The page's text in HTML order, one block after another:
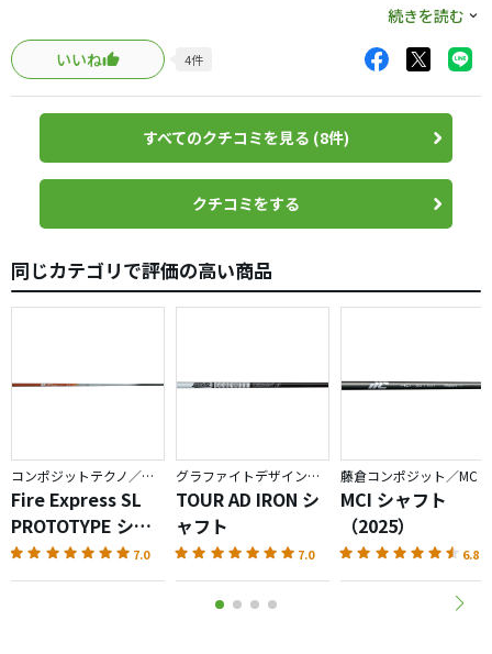
白マナの後継という事で、元調子で左を消せる低弾道系、
ロースピンシャフトだと思っていましたが、私が打つ限り
は全く違う弾道結果でした。
打ち出し角がそこそこ高く、バックスピンがかなり入る上
に…捕まる。
全然、思ってもみなかった弾道が連発して、高いドロー系
なのに飛距離が全く出ない。
完全に吹き上がってる感じです。
て打ってみましたが、こちらは同じ高弾道ドローでもあま
り吹かずに奥に伸びていく弾道。スピンが程よく抑えられ
MAX飛距離で20y以上の差が出る結果で、これは完全に合わ
正直な感想を言うと、「白マナらしくない。」
この一言に尽きるかなと思います。
これが良い方に働く方と、悪い意味になる方がいると思い
ますが、私は完全に後者の様です。
挙動としては、切り返しの手元のしなり感、タイミングの
続きを読む
いいね
4件
すべてのクチコミを見る (8件)
クチコミをする
同じカテゴリで評価の高い商品
コンポジットテクノ／ファイアーエクスプレス
Fire Express SL
PROTOTYPE シャ
フト
7.0
グラファイトデザイン／TOUR AD
TOUR AD IRON シ
ャフト
7.0
藤倉コンポジット／MC
MCI シャフト
（2025）
6.8